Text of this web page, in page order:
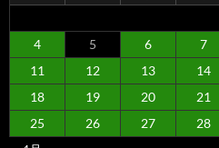
4
5 6 7
11
12 13 14
18
19 20 21
25
26 27 28